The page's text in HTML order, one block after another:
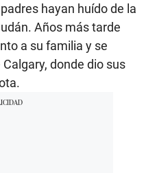
hayan huído de la
Años más tarde
a su familia y se
donde dio sus